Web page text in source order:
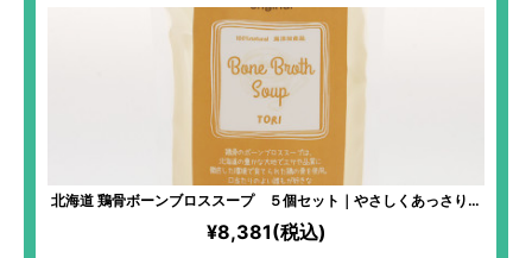
北海道 鶏骨ボーンブロススープ ５個セット｜やさしくあっさりと
した味わい 澄み渡るようなクリアな飲み口
¥8,381(税込)